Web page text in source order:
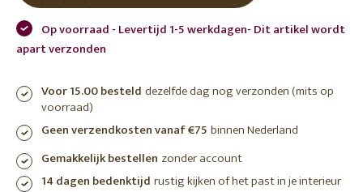
Op voorraad - Levertijd 1-5 werkdagen- Dit artikel wordt
apart verzonden
Voor 15.00 besteld dezelfde dag nog verzonden (mits op
voorraad)
Geen verzendkosten vanaf €75 binnen Nederland
Gemakkelijk bestellen zonder account
14 dagen bedenktijd rustig kijken of het past in je interieur